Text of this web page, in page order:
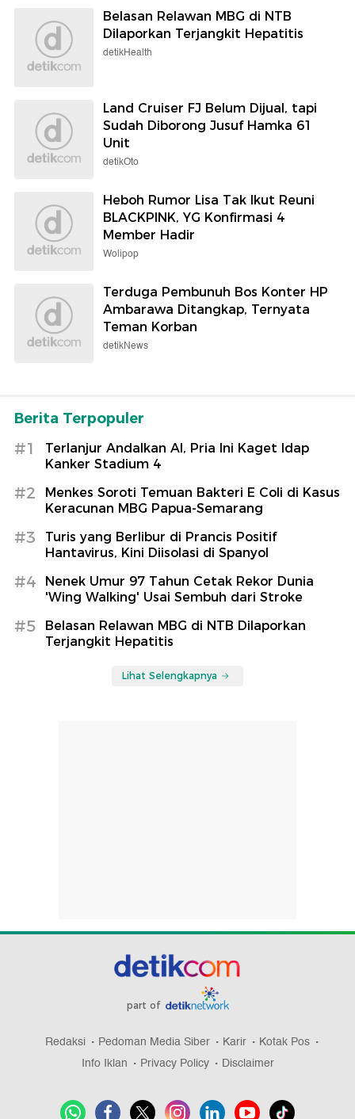
Belasan Relawan MBG di NTB
Dilaporkan Terjangkit Hepatitis
detikHealth
Land Cruiser FJ Belum Dijual, tapi
Sudah Diborong Jusuf Hamka 61
Unit
detikOto
Heboh Rumor Lisa Tak Ikut Reuni
BLACKPINK, YG Konfirmasi 4
Member Hadir
Wolipop
Terduga Pembunuh Bos Konter HP
Ambarawa Ditangkap, Ternyata
Teman Korban
detikNews
Berita Terpopuler
#1
Terlanjur Andalkan AI, Pria Ini Kaget Idap
Kanker Stadium 4
#2
Menkes Soroti Temuan Bakteri E Coli di Kasus
Keracunan MBG Papua-Semarang
#3
Turis yang Berlibur di Prancis Positif
Hantavirus, Kini Diisolasi di Spanyol
#4
Nenek Umur 97 Tahun Cetak Rekor Dunia
'Wing Walking' Usai Sembuh dari Stroke
#5
Belasan Relawan MBG di NTB Dilaporkan
Terjangkit Hepatitis
Lihat Selengkapnya
part of
Redaksi Pedoman Media Siber Karir
Kotak Pos
Info Iklan
Privacy Policy Disclaimer